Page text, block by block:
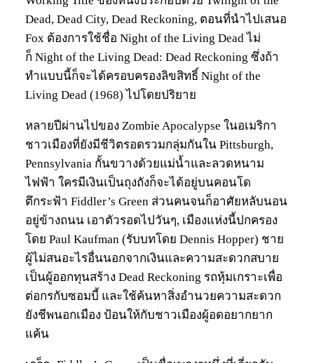
Dead, Dead City, Dead Reckoning, ตอนที่นำไปเสนอ
Fox ต้องการใช้ชื่อ Night of the Living Dead ไม่
ก็ Night of the Living Dead: Dead Reckoning ซึ่งถ้า
ทำแบบนี้ก็จะได้ครอบครองลิขสิทธิ์ Night of the
Living Dead (1968) ไปโดยปริยาย
หลายปีผ่านไปของ Zombie Apocalypse ในอเมริกา
ชาวเมืองที่ยังมีชีวิตรอดรวมกลุ่มกันใน Pittsburgh,
Pennsylvania กั้นขวางด้วยแม่น้ำและลวดหนาม
ไฟฟ้า ใครมีเงินเป็นถุงถังก็จะได้อยู่บนคอนโด
ตึกระฟ้า Fiddler’s Green ส่วนคนจนก็อาศัยหลับนอน
อยู่ข้างถนน เอาตัวรอดไปวันๆ, เมืองแห่งนี้ปกครอง
โดย Paul Kaufman (รับบทโดย Dennis Hopper) ชาย
ผู้ไม่สนอะไรอื่นนอกจากเงินและความสะดวกสบาย
เป็นผู้ออกทุนสร้าง Dead Reckoning รถหุ้มเกราะเพื่อ
ต่อกรกับซอมบี้ และใช้ค้นหาสิ่งอำนวยความสะดวก
ยังชีพนอกเมือง ป้อนให้กับชาวเมืองผู้อดอยากยาก
แค้น